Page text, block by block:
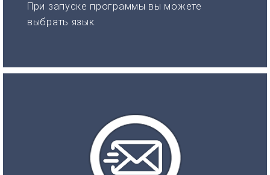
При запуске программы вы можете
выбрать язык.